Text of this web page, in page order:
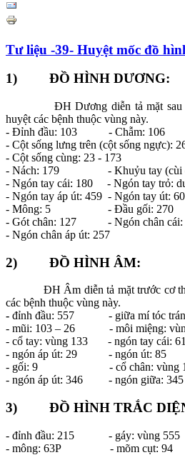
Tư liệu -39- Huyệt mốc đồ
1) ĐỒ HÌNH DƯƠNG:
ĐH Dương diễn tả mặt sau cơ
huyệt các bệnh thuộc vùng này.
- Đỉnh đầu: 103 - Chẫm:
- Cột sống lưng trên (cột sống
- Cột sống cùng: 23 - 173 -
- Nách: 179 - Khuỷu tay
- Ngón tay cái: 180 - Ngón
- Ngón tay áp út: 459 - Ngón
- Mông: 5 - Đầu gối: 270 -
- Gót chân: 127 - Ngón chân cái:
- Ngón chân áp út: 257 -
2) ĐỒ HÌNH ÂM:
ĐH Âm diễn tả mặt trước cơ thể
các bệnh thuộc vùng này.
- đỉnh đầu: 557 - giữa mí
- mũi: 103 – 26 - môi miệng:
- cổ tay: vùng 133 - ngón tay cái:
- ngón áp út: 29 - ngón
- gối: 9 - cổ chân: vùng 156
- ngón áp út: 346 - ngón
3) ĐỒ HÌNH TRẮC
- đỉnh đầu: 215 - gáy: vùng
- mông: 63P - mõm cụt: 94